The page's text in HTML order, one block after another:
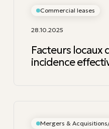
Commercial leases
28.10.2025
Facteurs locaux
incidence
Mergers &